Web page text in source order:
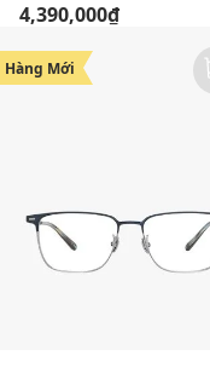
4,390,000₫
Hàng Mới